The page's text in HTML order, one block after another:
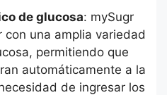
de glucosa: mySugr
con una amplia variedad
permitiendo que
automáticamente a la
de ingresar los